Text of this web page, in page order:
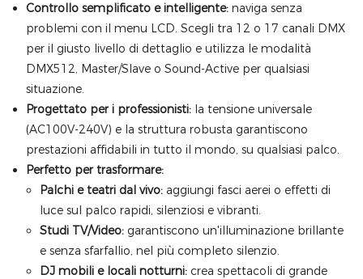
Controllo semplificato e intelligente:naviga senza
problemi con il menu LCD. Scegli tra 12 o 17 canali DMX
per il giusto livello di dettaglio e utilizza le modalità
DMX512, Master/Slave o Sound-Active per qualsiasi
situazione.
Progettato per i professionisti:la tensione universale
(AC100V-240V) e la struttura robusta garantiscono
prestazioni affidabili in tutto il mondo, su qualsiasi palco.
Perfetto per trasformare:
Palchi e teatri dal vivo:aggiungi fasci aerei o effetti di
luce sul palco rapidi, silenziosi e vibranti.
Studi TV/Video:garantiscono un'illuminazione brillante
e senza sfarfallio, nel più completo silenzio.
DJ mobili e locali notturni:crea spettacoli di grande